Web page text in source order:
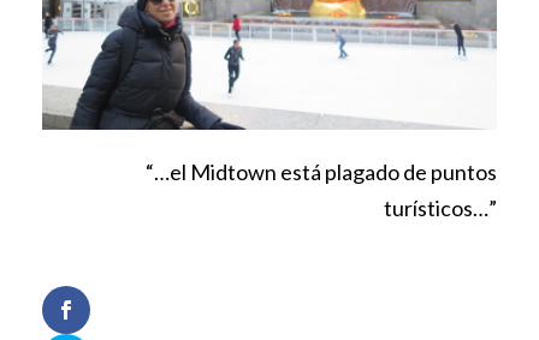
“…el Midtown está plagado de puntos
turísticos…”